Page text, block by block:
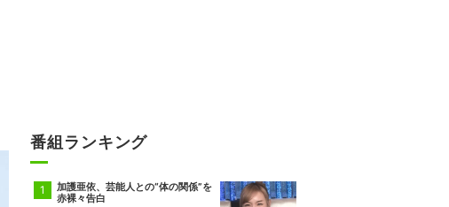
番組ランキング
加護亜依、芸能人との“体の関係”を
赤裸々告白